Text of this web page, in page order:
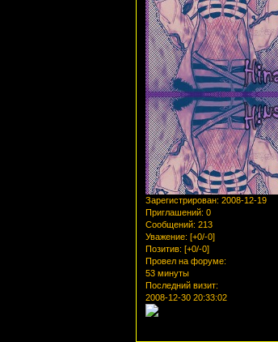
Зарегистрирован: 2008-12-19
Приглашений: 0
Сообщений: 213
Уважение: [+0/-0]
Позитив: [+0/-0]
Провел на форуме:
53 минуты
Последний визит:
2008-12-30 20:33:02